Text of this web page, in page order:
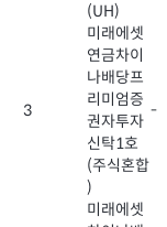
(UH)
3
미래에셋
연금차이
나배당프
리미엄증
권자투자
신탁1호
(주식혼합
)
-
미래에셋